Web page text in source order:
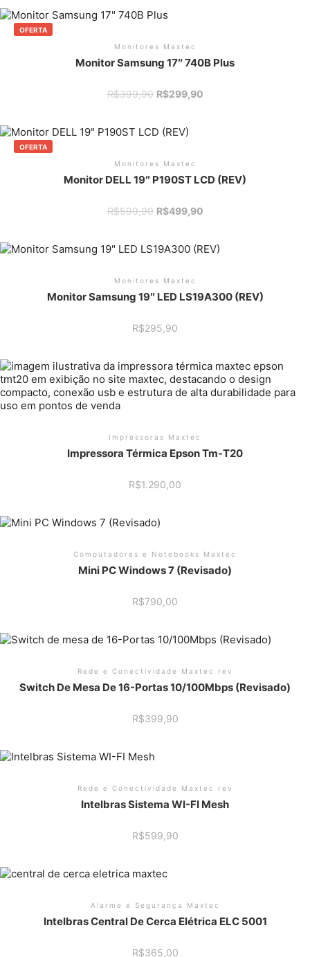
era:
R$299,90.
OFERTA
Monitores Maxtec
Monitor Samsung 17″ 740B Plus
R$399,90 O
era:
R$399,90.
R$299,90O
OFERTA
Monitores Maxtec
Monitor DELL 19″ P190ST LCD (REV)
R$599,90 O
era:
R$599,90.
R$499,90O
é:
R$499,90.
Monitores Maxtec
Monitor Samsung 19″ LED LS19A300 (REV)
R$295,90
Impressoras Maxtec
Impressora Térmica Epson Tm-T20
R$1.290,00
Computadores e Notebooks Maxtec
Mini PC Windows 7 (Revisado)
R$790,00
Rede e Conectividade Maxtec rev
Switch De Mesa De 16-Portas 10/100Mbps (Revisado)
R$399,90
Rede e Conectividade Maxtec rev
Intelbras Sistema WI-FI Mesh
R$599,90
Alarme e Segurança Maxtec
Intelbras Central De Cerca Elétrica ELC 5001
R$365,00